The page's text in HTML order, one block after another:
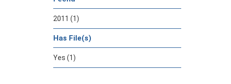
2011 (1)
Has File(s)
Yes (1)